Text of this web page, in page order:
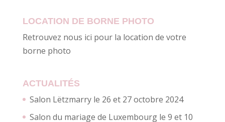
LOCATION DE BORNE PHOTO
Retrouvez nous ici pour la location de votre
borne photo
ACTUALITÉS
Salon Lëtzmarry le 26 et 27 octobre 2024
Salon du mariage de Luxembourg le 9 et 10